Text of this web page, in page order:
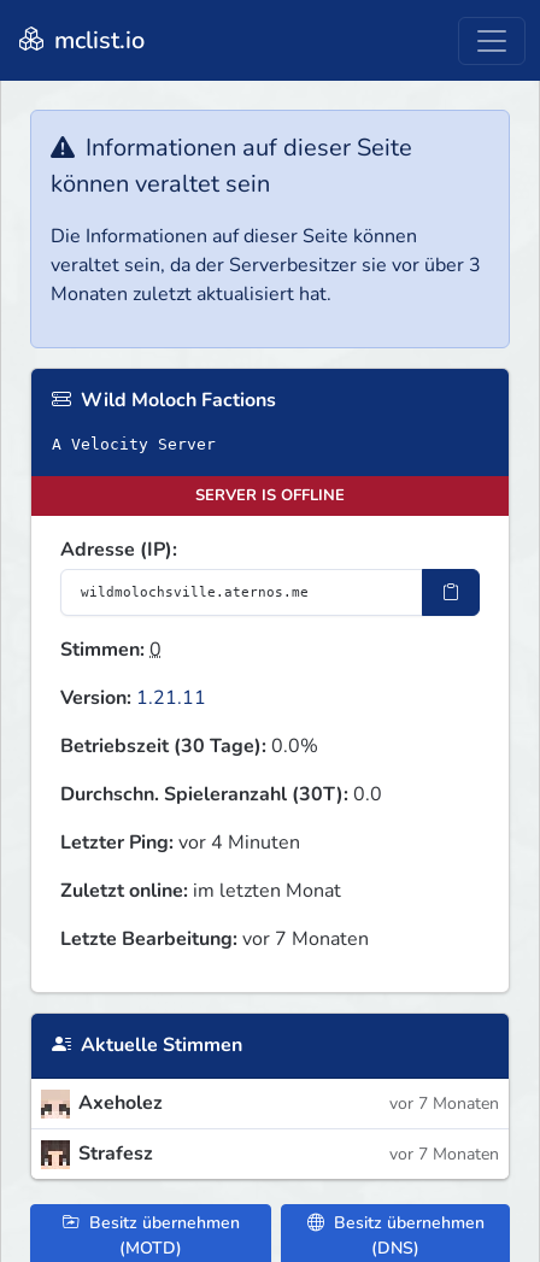
mclist.io
Informationen auf dieser Seite
können veraltet sein
Die Informationen auf dieser Seite können
veraltet sein, da der Serverbesitzer sie vor über 3
Monaten zuletzt aktualisiert hat.
Wild Moloch Factions
A Velocity Server
SERVER IS OFFLINE
Adresse (IP):
Stimmen:0
Version: 1.21.11
Betriebszeit (30 Tage):0.0%
Durchschn. Spieleranzahl (30T):0.0
Letzter Ping:vor 4 Minuten
Zuletzt online: im letzten Monat
Letzte Bearbeitung:vor 7 Monaten
Aktuelle Stimmen
Axeholez vor 7 Monaten
Strafesz vor 7 Monaten
Besitz übernehmen
(MOTD)
Besitz übernehmen
(DNS)